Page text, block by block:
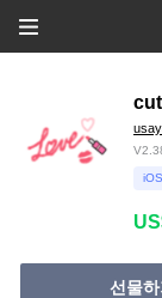
선물하